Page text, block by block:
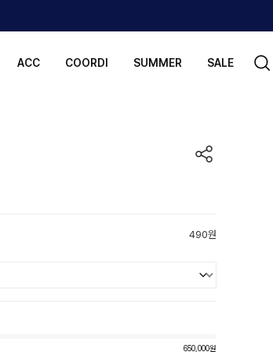
ACC COORDI SUMMER SALE
490원
650,000원